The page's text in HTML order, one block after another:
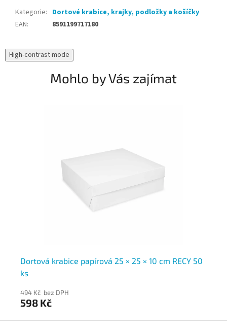
Kategorie: Dortové krabice, krajky, podložky a košíčky
EAN: 8591199717180
High-contrast mode
Mohlo by Vás zajímat
Dortová krabice papírová 25 × 25 × 10 cm RECY 50
ks
494 Kč bez DPH
598 Kč